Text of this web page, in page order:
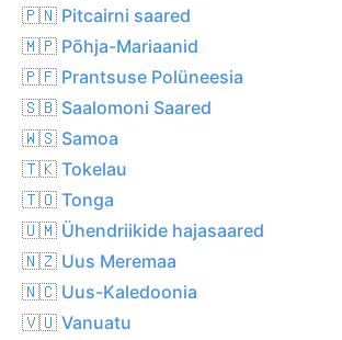
🇵🇳 Pitcairni saared
🇲🇵 Põhja-Mariaanid
🇵🇫 Prantsuse Polüneesia
🇸🇧 Saalomoni Saared
🇼🇸 Samoa
🇹🇰 Tokelau
🇹🇴 Tonga
🇺🇲 Ühendriikide hajasaared
🇳🇿 Uus Meremaa
🇳🇨 Uus-Kaledoonia
🇻🇺 Vanuatu